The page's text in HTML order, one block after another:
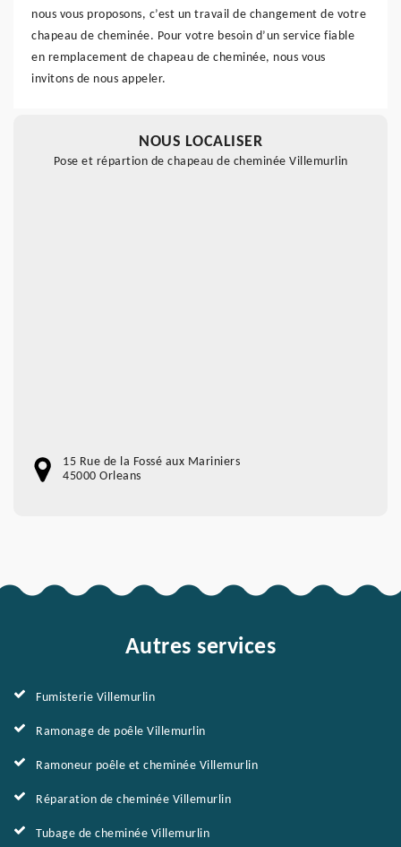
nous vous proposons, c’est un travail de changement de votre
chapeau de cheminée. Pour votre besoin d’un service fiable
en remplacement de chapeau de cheminée, nous vous
invitons de nous appeler.
NOUS LOCALISER
Pose et répartion de chapeau de cheminée Villemurlin
15 Rue de la Fossé aux Mariniers
45000 Orleans
Autres services
Fumisterie Villemurlin
Ramonage de poêle Villemurlin
Ramoneur poêle et cheminée Villemurlin
Réparation de cheminée Villemurlin
Tubage de cheminée Villemurlin